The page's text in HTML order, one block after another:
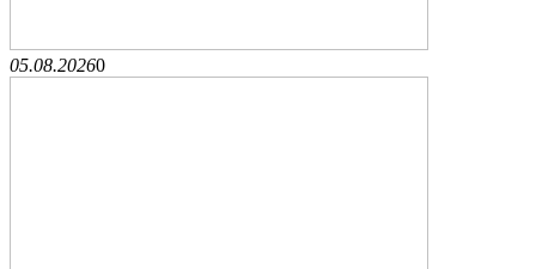
05.08.20260